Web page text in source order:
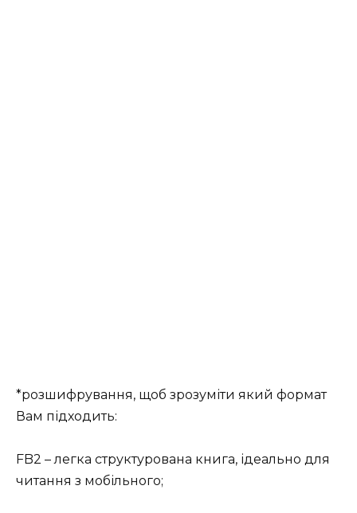
*розшифрування, щоб зрозуміти який формат
Вам підходить:
FB2 – легка структурована книга, ідеально для
читання з мобільного;